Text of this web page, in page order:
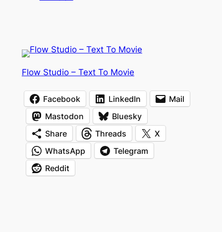
Flow Studio – Text To Movie
Facebook LinkedIn
Mail
Mastodon
Bluesky
Share
Threads
X
WhatsApp
Telegram
Reddit